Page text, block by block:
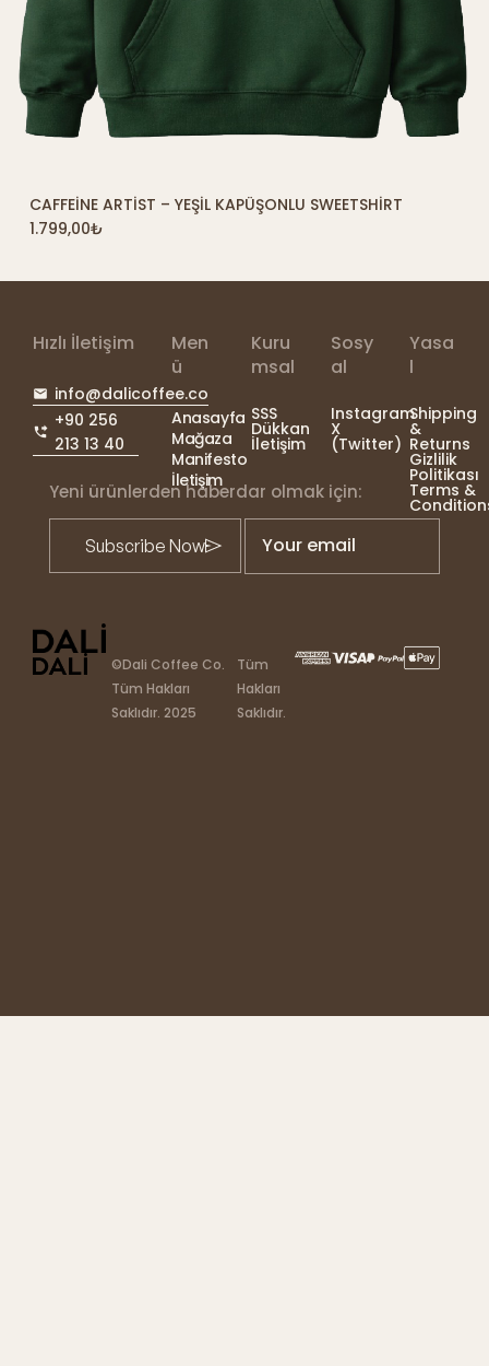
SEPETE EKLE
CAFFEINE ARTIST – YEŞIL KAPÜŞONLU SWEETSHIRT
1.799,00₺
Hızlı İletişim
info@dalicoffee.co
+90 256
213 13 40
Men
ü
Anasayfa
Mağaza
Manifesto
İletişim
Kuru
msal
SSS
Dükkan
İletişim
Sosy
al
Instagram
X
(Twitter)
Yasa
l
Shipping
&
Returns
Gizlilik
Politikası
Terms &
Yeni ürünlerden haberdar olmak için:
Your email
©Dali Coffee Co.
Tüm Hakları
Saklıdır. 2025
Tüm
Hakları
Saklıdır.